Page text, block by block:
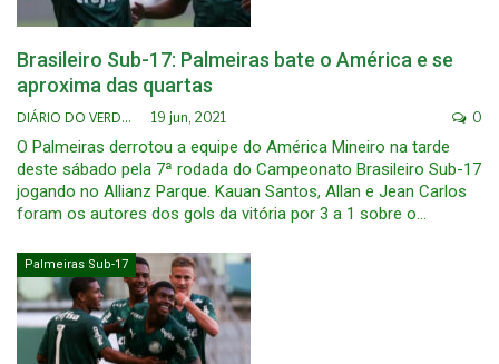
Brasileiro Sub-17: Palmeiras bate o América e se
aproxima das quartas
DIÁRIO DO VERDÃO 19 jun, 2021 0
O Palmeiras derrotou a equipe do América Mineiro na tarde
deste sábado pela 7ª rodada do Campeonato Brasileiro Sub-17
jogando no Allianz Parque. Kauan Santos, Allan e Jean Carlos
foram os autores dos gols da vitória por 3 a 1 sobre o…
Palmeiras Sub-17